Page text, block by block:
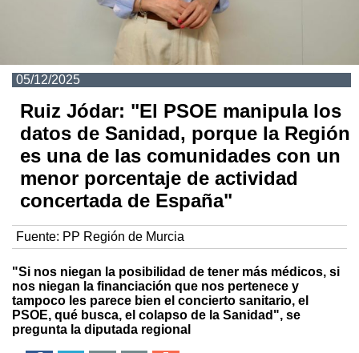
05/12/2025
Ruiz Jódar: "El PSOE manipula los
datos de Sanidad, porque la Región
es una de las comunidades con un
menor porcentaje de actividad
concertada de España"
Fuente: PP Región de Murcia
"Si nos niegan la posibilidad de tener más médicos, si
nos niegan la financiación que nos pertenece y
tampoco les parece bien el concierto sanitario, el
PSOE, qué busca, el colapso de la Sanidad", se
pregunta la diputada regional